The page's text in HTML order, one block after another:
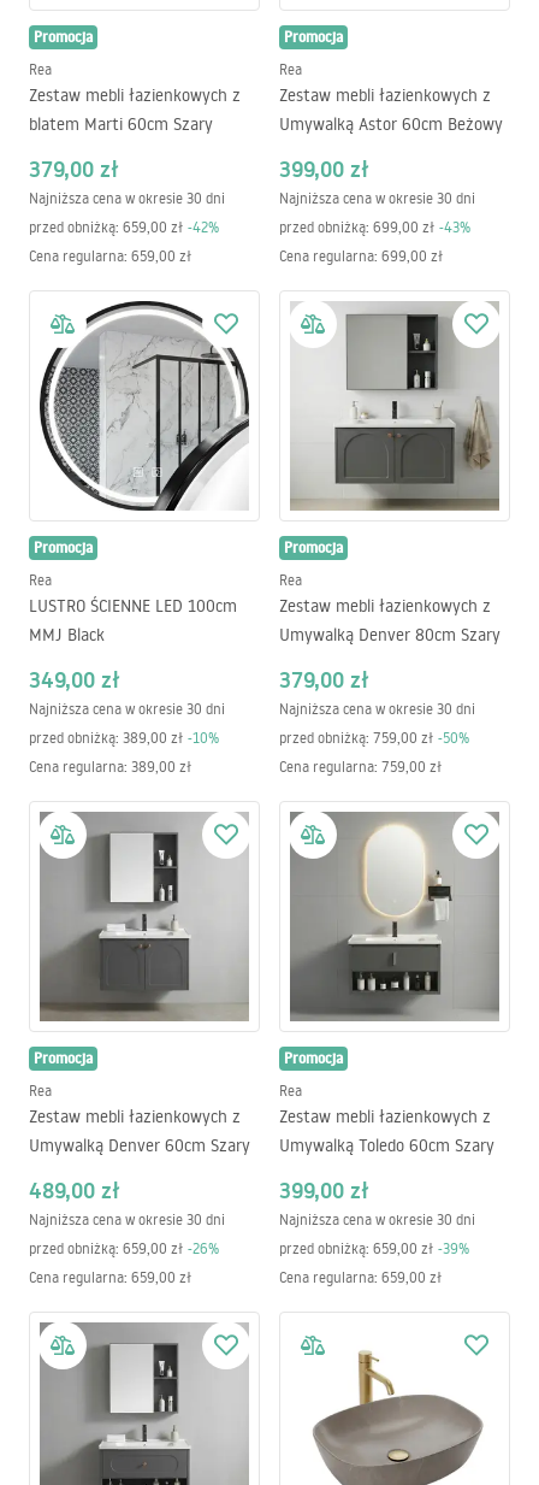
Promocja
Rea
Zestaw mebli łazienkowych z
blatem Marti 60cm Szary
379,00 zł
Najniższa cena w okresie 30 dni
przed obniżką: 659,00 zł -42%
Cena regularna: 659,00 zł
Promocja
Rea
Zestaw mebli łazienkowych z
Umywalką Astor 60cm Beżowy
399,00 zł
Najniższa cena w okresie 30 dni
przed obniżką: 699,00 zł -43%
Cena regularna: 699,00 zł
Promocja
Rea
LUSTRO ŚCIENNE LED 100cm
MMJ Black
349,00 zł
Najniższa cena w okresie 30 dni
przed obniżką: 389,00 zł -10%
Cena regularna: 389,00 zł
Promocja
Rea
Zestaw mebli łazienkowych z
Umywalką Denver 80cm Szary
379,00 zł
Najniższa cena w okresie 30 dni
przed obniżką: 759,00 zł -50%
Cena regularna: 759,00 zł
Promocja
Rea
Zestaw mebli łazienkowych z
Umywalką Denver 60cm Szary
489,00 zł
Najniższa cena w okresie 30 dni
przed obniżką: 659,00 zł -26%
Cena regularna: 659,00 zł
Promocja
Rea
Zestaw mebli łazienkowych z
Umywalką Toledo 60cm Szary
399,00 zł
Najniższa cena w okresie 30 dni
przed obniżką: 659,00 zł -39%
Cena regularna: 659,00 zł